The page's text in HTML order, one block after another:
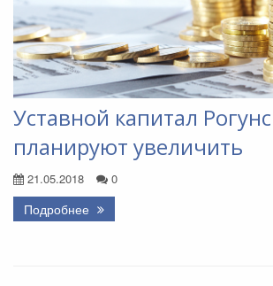
Уставной капитал
планируют увеличить
21.05.2018 0
Подробнее